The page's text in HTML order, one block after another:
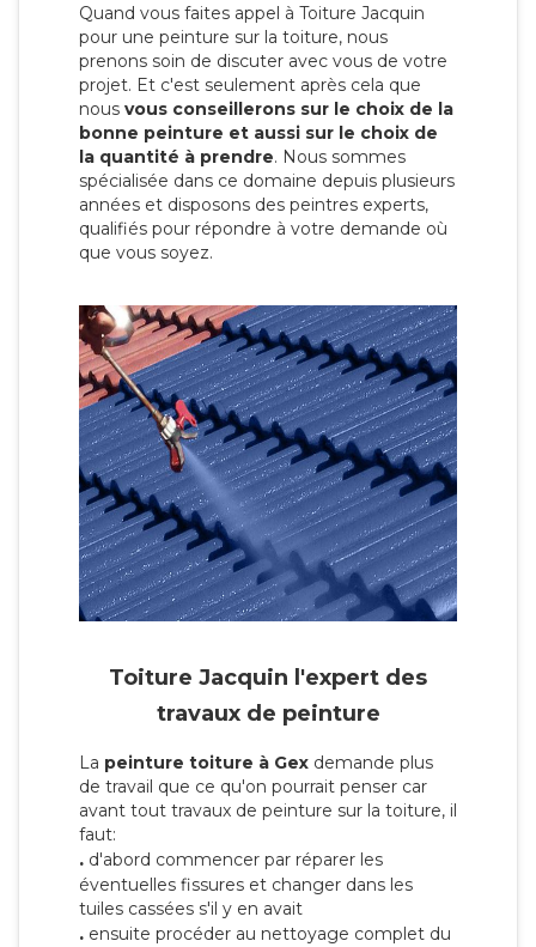
Quand vous faites appel à Toiture Jacquin
pour une peinture sur la toiture, nous
prenons soin de discuter avec vous de votre
projet. Et c'est seulement après cela que
nous vous conseillerons sur le choix de la
bonne peinture et aussi sur le choix de
la quantité à prendre. Nous sommes
spécialisée dans ce domaine depuis plusieurs
années et disposons des peintres experts,
qualifiés pour répondre à votre demande où
que vous soyez.
Toiture Jacquin l'expert des
travaux de peinture
La peinture toiture à Gex demande plus
de travail que ce qu'on pourrait penser car
avant tout travaux de peinture sur la toiture, il
faut:
. d'abord commencer par réparer les
éventuelles fissures et changer dans les
tuiles cassées s'il y en avait
. ensuite procéder au nettoyage complet du